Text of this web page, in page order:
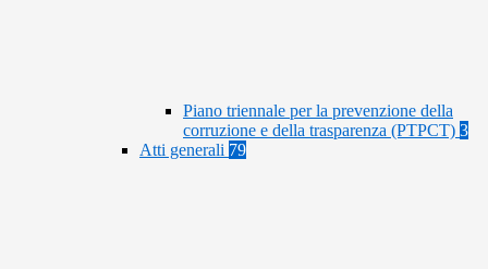
Piano triennale per la prevenzione della
corruzione e della trasparenza (PTPCT) 3
Atti generali 79